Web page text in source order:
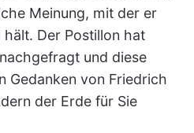
Meinung, mit der er
Der Postillon hat
und diese
Gedanken von Friedrich
der Erde für Sie